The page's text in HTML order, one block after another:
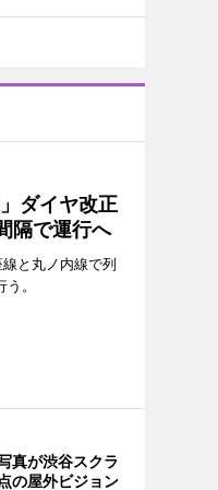
ダイヤ改正
隔で運行へ
と丸ノ内線で列
。
真が渋谷スクラ
の屋外ビジョン